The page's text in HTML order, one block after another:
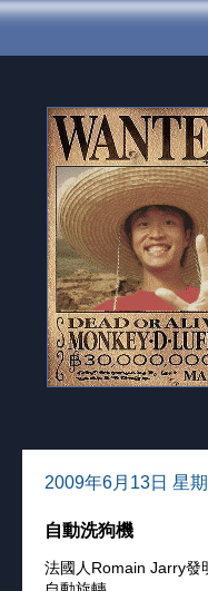
2009年6月13日 星
自動洗狗機
法國人Romain Jarry發